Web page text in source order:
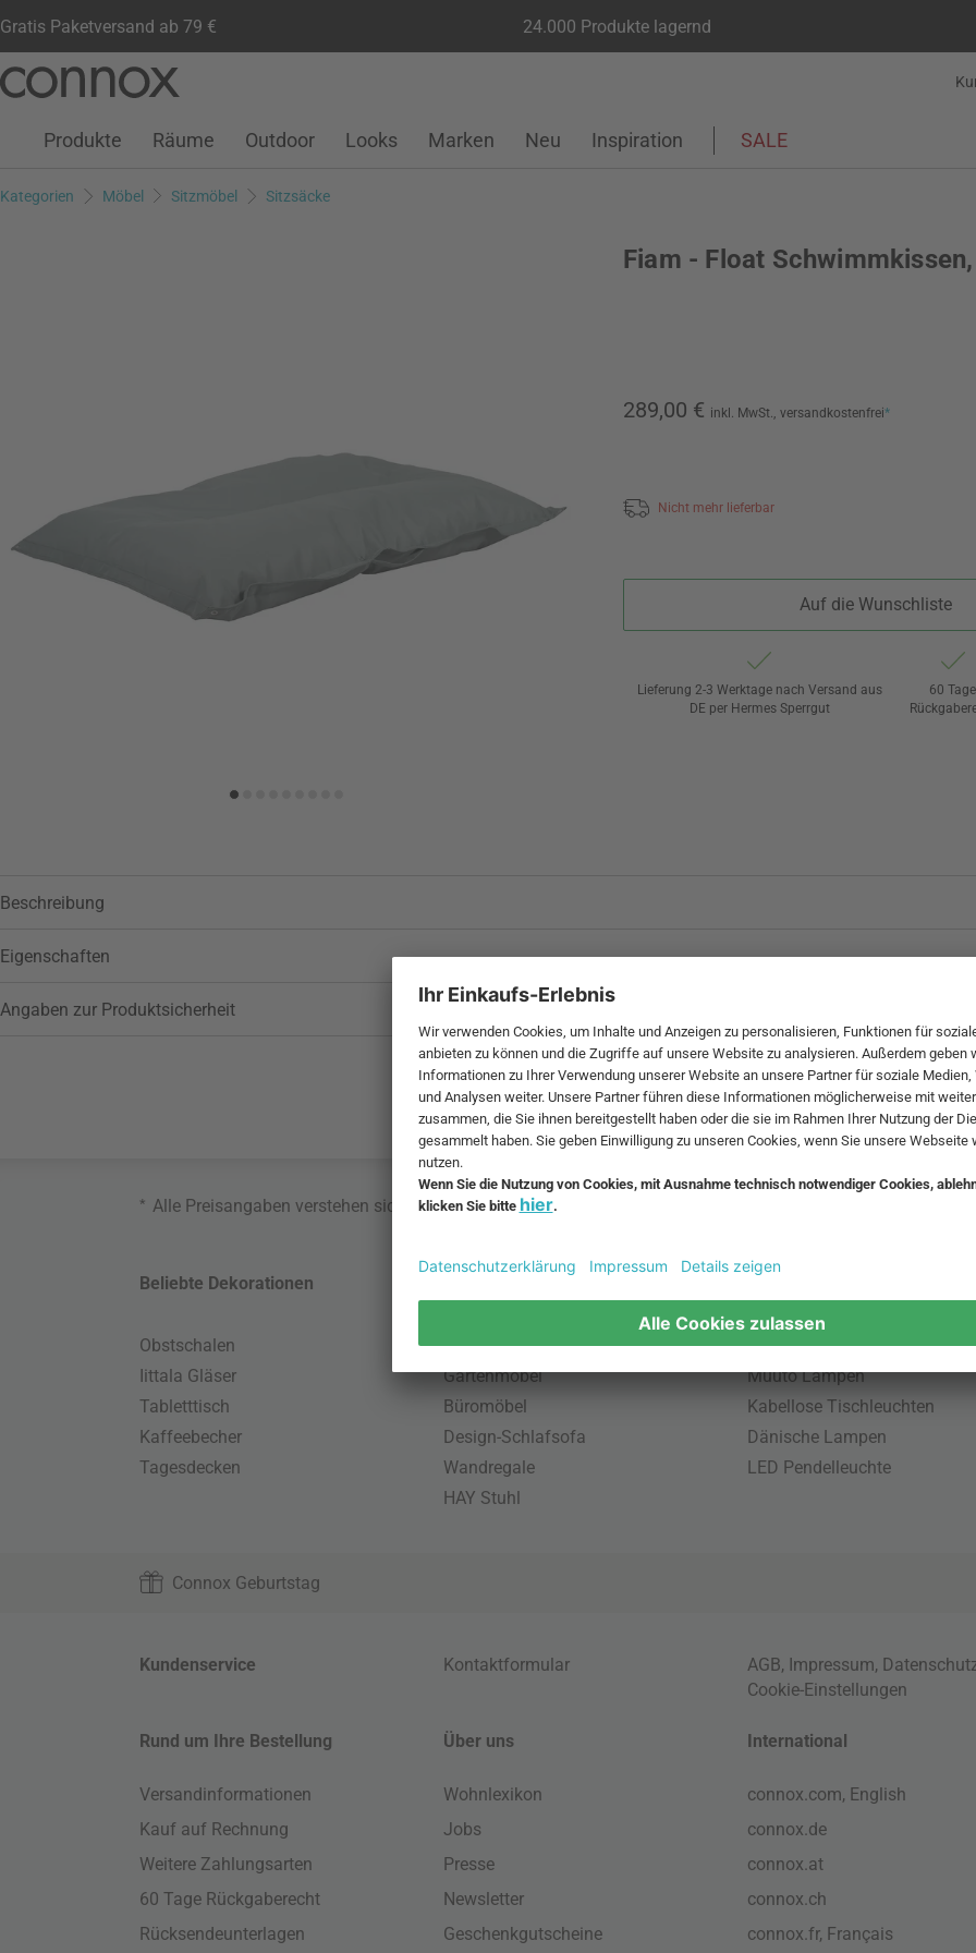
Gratis Paketversand ab 79 € 24.000 Produkte lagernd
Seiteninhalt
Suchfeld
Kundenkonto
Wunschliste
Warenkorb
Produkte Räume Outdoor Looks Marken Neu Inspiration SALE
Kategorien Möbel Sitzmöbel Sitzsäcke
Fiam - Float
289,00 € inkl. MwSt., versandkostenfrei*
Nicht mehr lieferbar
Auf die Wunschliste
Lieferung 2-3 Werktage nach Versand aus
DE per Hermes Sperrgut
60 Tage
Beschreibung
Eigenschaften
Angaben zur Produktsicherheit
* Alle Preisangaben verstehen sich inklusive MwSt. und zzgl.
Beliebte Dekorationen
Obstschalen
Iittala Gläser
Tabletttisch
Kaffeebecher
Tagesdecken
Skandinavische Möbel
Gartenmöbel
Büromöbel
Design-Schlafsofa
Wandregale
HAY Stuhl
Pendellampe für Außen
Muuto Lampen
Kabellose Tischleuchten
Dänische Lampen
LED Pendelleuchte
Connox Geburtstag
Kundenservice Kontaktformular AGB, Impressum,
Cookie-Einstellungen
Rund um Ihre Bestellung
Versandinformationen
Kauf auf Rechnung
Weitere Zahlungsarten
60 Tage Rückgaberecht
Rücksendeunterlagen
Über uns
Wohnlexikon
Jobs
Presse
Newsletter
Geschenkgutscheine
International
connox.com, English
connox.de
connox.at
connox.ch
connox.fr, Français